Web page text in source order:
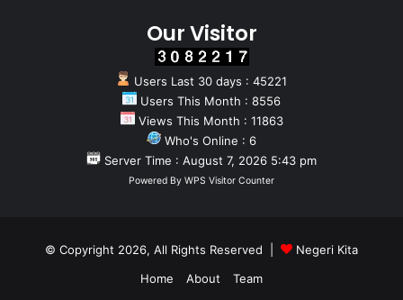
Our Visitor
Users Last 30 days : 45221
Users This Month : 8556
Views This Month : 11863
Who's Online : 6
Server Time : August 7, 2026 5:43 pm
Powered By WPS Visitor Counter
© Copyright 2026, All Rights Reserved |
Negeri Kita
Home
About Team